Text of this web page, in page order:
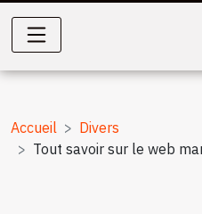
Accueil
Divers
Tout savoir sur le web